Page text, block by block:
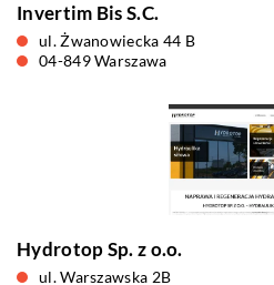
Invertim Bis S.C.
ul. Żwanowiecka 44 B
04-849 Warszawa
Hydrotop Sp. z o.o.
ul. Warszawska 2B